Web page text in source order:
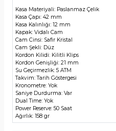
Kasa Materiyali: Paslanmaz Çelik
Kasa Çapı: 42 mm
Kasa Kalınlığı: 12 mm
Kapak: Vidalı Cam
Cam Cinsi: Safir Kristal
Cam Şekli: Düz
Kordon Kilidi: Kilitli Klips
Kordon Genişliği: 21 mm
Su Geçirmezlik: 5 ATM
Takvim:Tarih Göstergesi
Kronometre: Yok
Saniye Durdurma: Var
Dual Time: Yok
Power Reserve: 50 Saat
Ağırlık: 158 gr